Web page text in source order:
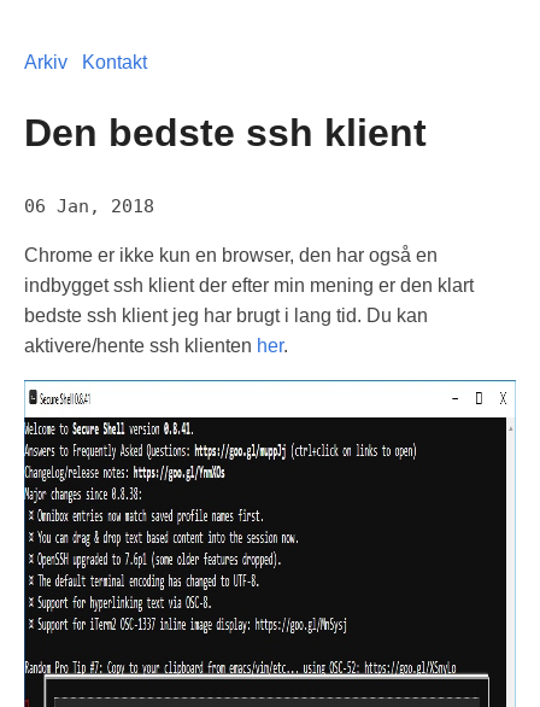
Arkiv Kontakt
Den bedste ssh klient
06 Jan, 2018
Chrome er ikke kun en browser, den har også en
indbygget ssh klient der efter min mening er den klart
bedste ssh klient jeg har brugt i lang tid. Du kan
aktivere/hente ssh klienten her.